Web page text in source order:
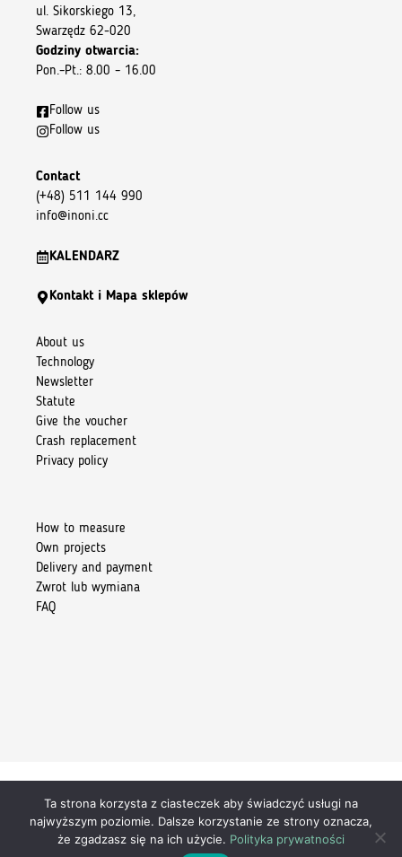
ul. Sikorskiego 13,
Swarzędz 62-020
Godziny otwarcia:
Pon.–Pt.: 8.00 – 16.00
Follow us
Follow us
Contact
(+48) 511 144 990
info@inoni.cc
KALENDARZ
Kontakt i Mapa sklepów
About us
Technology
Newsletter
Statute
Give the voucher
Crash replacement
Privacy policy
How to measure
Own projects
Delivery and payment
Zwrot lub wymiana
FAQ
Copyright 2026 © Kiore Tomasz Skoczylas
Ta strona korzysta z ciasteczek aby świadczyć usługi na
najwyższym poziomie. Dalsze korzystanie ze strony oznacza,
że zgadzasz się na ich użycie. Polityka prywatności